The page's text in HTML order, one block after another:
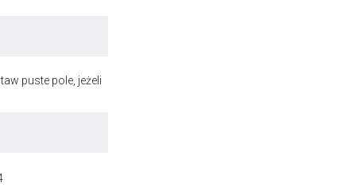
puste pole, jeżeli